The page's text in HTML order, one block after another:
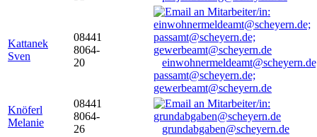
Kattanek
Sven
08441
8064-
20
passamt@scheyern.de;
gewerbeamt@scheyern.de
Knöferl
Melanie
08441
8064-
26
grundabgaben@scheyern.de